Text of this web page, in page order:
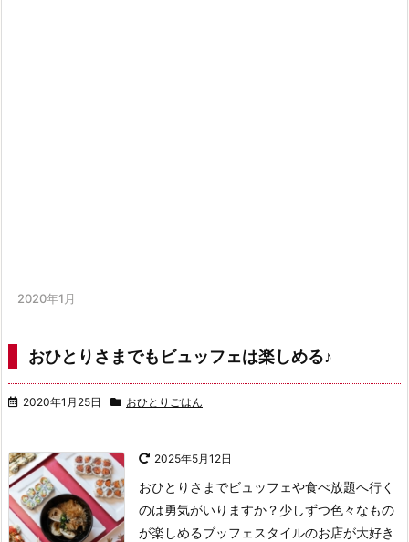
2020年1月
おひとりさまでもビュッフェは楽しめる♪
2020年1月25日 おひとりごはん
2025年5月12日
おひとりさまでビュッフェや食べ放題へ行く
のは勇気がいりますか？少しずつ色々なもの
が楽しめるブッフェスタイルのお店が大好き